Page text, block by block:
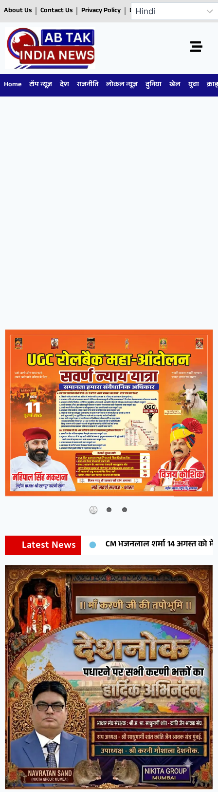
About Us Contact Us Privacy Policy Disclaimer
Home टॉप न्यूज़ देश राजनीति लोकल न्यूज़ दुनिया खेल युवा
Latest News
CM भजनलाल शर्मा 14 अगस्त को मेघासर में करेंगे मेघोजी